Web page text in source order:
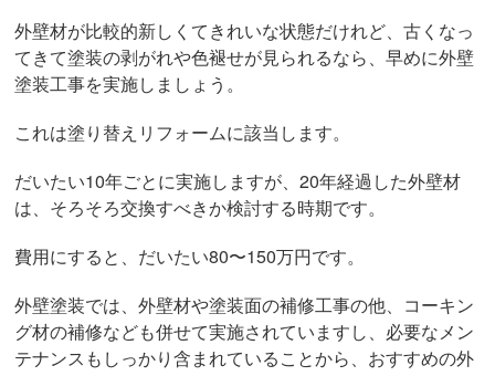
外壁材が比較的新しくてきれいな状態だけれど、古くなっ
てきて塗装の剥がれや色褪せが見られるなら、早めに外壁
塗装工事を実施しましょう。
これは塗り替えリフォームに該当します。
だいたい10年ごとに実施しますが、20年経過した外壁材
は、そろそろ交換すべきか検討する時期です。
費用にすると、だいたい80〜150万円です。
外壁塗装では、外壁材や塗装面の補修工事の他、コーキン
グ材の補修なども併せて実施されていますし、必要なメン
テナンスもしっかり含まれていることから、おすすめの外